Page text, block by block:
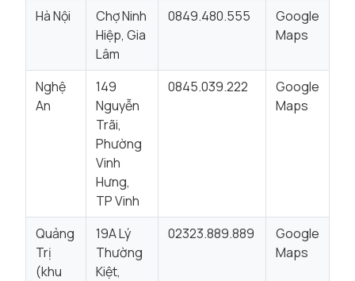
Hà Nội
Chợ Ninh
Hiệp, Gia
Lâm
0849.480.555
Google
Maps
Nghệ
An
149
Nguyễn
Trãi,
Phường
Vinh
Hưng,
TP Vinh
0845.039.222
Google
Maps
Quảng
Trị
(khu
19A Lý
Thường
Kiệt,
02323.889.889
Google
Maps